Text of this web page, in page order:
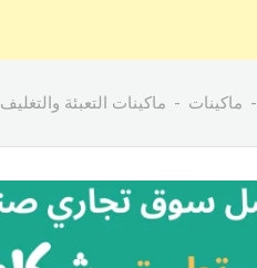
ماكينات ماكينات التعبئة والتغليف